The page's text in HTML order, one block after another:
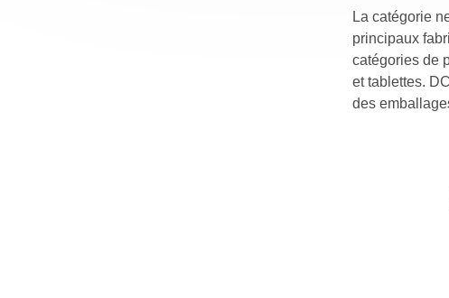
La catégorie
principaux
catégories de
et tablettes.
des